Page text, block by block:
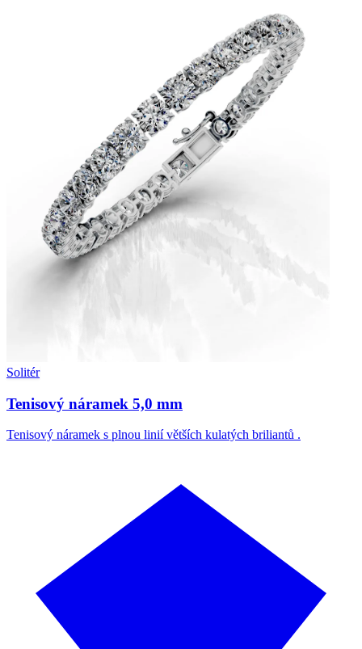
Solitér
Tenisový náramek 5,0 mm
Tenisový náramek s plnou linií větších kulatých briliantů .